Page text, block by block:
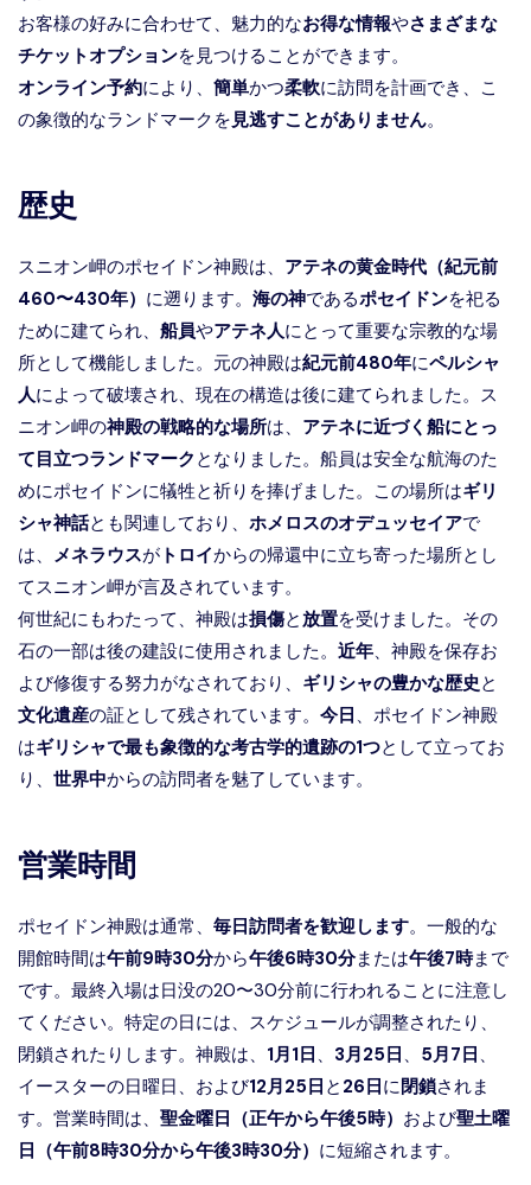
お客様の好みに合わせて、魅力的なお得な情報やさまざまな
チケットオプションを見つけることができます。
オンライン予約により、 簡単かつ柔軟に訪問を計画でき、こ
の象徴的なランドマークを見逃すことがありません。
歴史
スニオン岬のポセイドン神殿は、 アテネの黄金時代（紀元前
460〜430年） に遡ります。 海の神であるポセイドンを祀る
ために建てられ、 船員やアテネ人にとって重要な宗教的な場
所として機能しました。元の神殿は紀元前480年にペルシャ
人によって破壊され、現在の構造は後に建てられました。ス
ニオン岬の神殿の戦略的な場所は、 アテネに近づく船にとっ
て目立つランドマーク となりました。船員は安全な航海のた
めにポセイドンに犠牲と祈りを捧げました。この場所はギリ
シャ神話とも関連しており、 ホメロスのオデュッセイアで
は、 メネラウスが トロイからの帰還中に立ち寄った場所とし
てスニオン岬が言及されています。
何世紀にもわたって、神殿は損傷と放置を受けました。その
石の一部は後の建設に使用されました。 近年、神殿を保存お
よび修復する努力がなされており、 ギリシャの豊かな歴史と
文化遺産の証として残されています。 今日 、ポセイドン神殿
はギリシャで最も象徴的な考古学的遺跡の1つとして立ってお
り、 世界中からの訪問者を魅了しています。
営業時間
ポセイドン神殿は通常、 毎日訪問者を歓迎します。一般的な
開館時間は午前9時30分から午後6時30分または午後7時まで
です。最終入場は日没の20〜30分前に行われることに注意し
てください。特定の日には、スケジュールが調整されたり、
閉鎖されたりします。神殿は、 1月1日 、 3月25日 、 5月7日 、
イースターの日曜日、および12月25日 と 26日 に閉鎖されま
す。営業時間は、 聖金曜日（正午から午後5時） および聖土曜
日（午前8時30分から午後3時30分） に短縮されます。